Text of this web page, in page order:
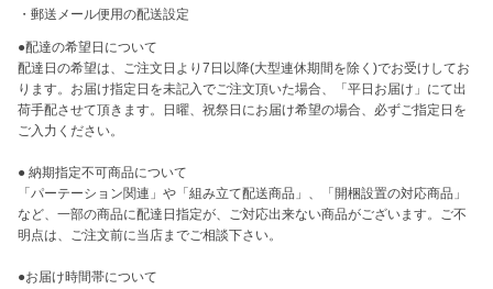
・ 郵送メール便用の配送設定
●配達の希望日について
配達日の希望は、ご注文日より7日以降(大型連休期間を除く)でお受けしてお
ります。お届け指定日を未記入でご注文頂いた場合、「平日お届け」にて出
荷手配させて頂きます。日曜、祝祭日にお届け希望の場合、必ずご指定日を
ご入力ください。
● 納期指定不可商品について
「パーテーション関連」や「組み立て配送商品」、「開梱設置の対応商品」
など、一部の商品に配達日指定が、ご対応出来ない商品がございます。ご不
明点は、ご注文前に当店までご相談下さい。
●お届け時間帯について